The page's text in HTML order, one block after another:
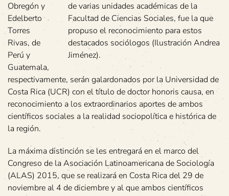
de varias unidades académicas de la
Facultad de Ciencias Sociales, fue la que
propuso el reconocimiento para estos
destacados sociólogos (Ilustración Andrea
Jiménez).
Obregón y
Edelberto
Torres
Rivas, de
Perú y
Guatemala,
respectivamente, serán galardonados por la Universidad de
Costa Rica (UCR) con el título de doctor honoris causa, en
reconocimiento a los extraordinarios aportes de ambos
científicos sociales a la realidad sociopolítica e histórica de
la región.
La máxima distinción se les entregará en el marco del
Congreso de la Asociación Latinoamericana de Sociología
(ALAS) 2015, que se realizará en Costa Rica del 29 de
noviembre al 4 de diciembre y al que ambos científicos